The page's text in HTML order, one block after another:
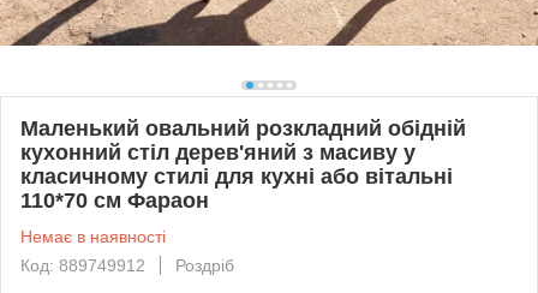
Маленький овальний розкладний обідній
кухонний стіл дерев'яний з масиву у
класичному стилі для кухні або вітальні
110*70 см Фараон
Немає в наявності
Код: 889749912
Роздріб